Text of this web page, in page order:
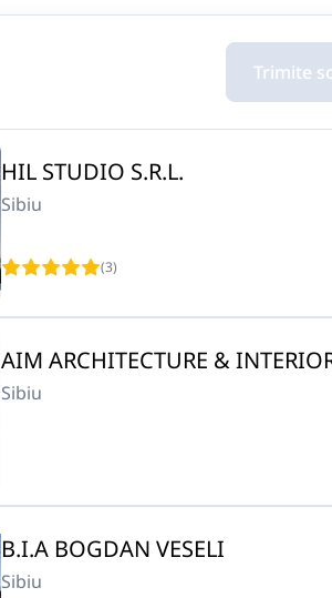
Trimite
HIL STUDIO S.R.L.
Sibiu
(3)
AIM ARCHITECTURE &
Sibiu
B.I.A BOGDAN VESELI
Sibiu